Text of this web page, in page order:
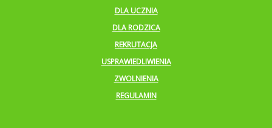
DLA UCZNIA
DLA RODZICA
REKRUTACJA
USPRAWIEDLIWIENIA
ZWOLNIENIA
REGULAMIN